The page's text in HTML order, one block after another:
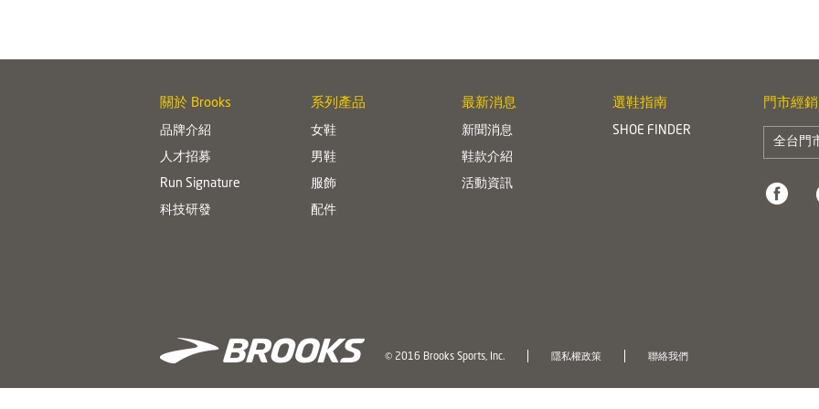
關於 Brooks
品牌介紹
人才招募
Run Signature
科技研發
系列產品
女鞋
男鞋
服飾
配件
最新消息
新聞消息
鞋款介紹
活動資訊
選鞋指南
SHOE FINDER
門市經銷
全台門
© 2016 Brooks Sports, Inc. 隱私權政策 聯絡我們